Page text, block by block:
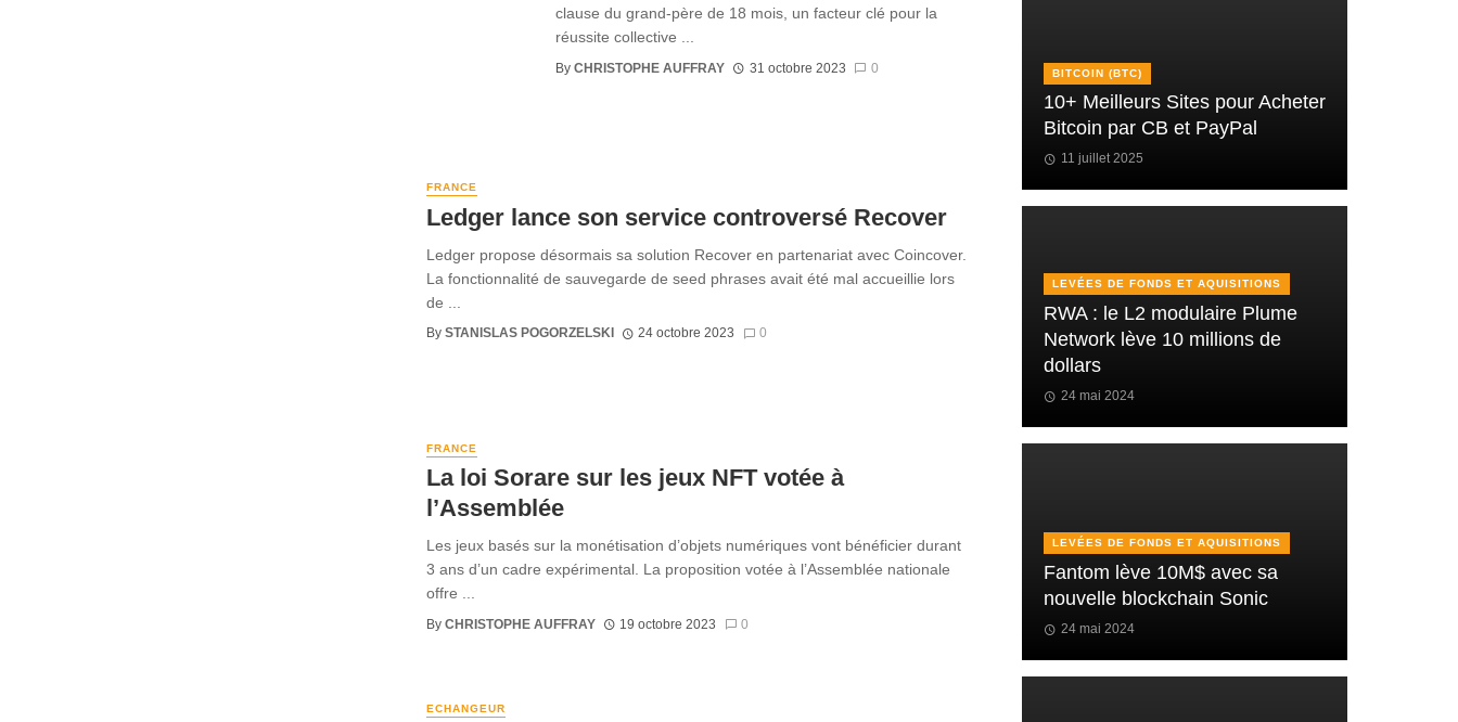
clause du grand-père de 18 mois, un facteur clé pour la
réussite collective ...
By CHRISTOPHE AUFFRAY 31 octobre 2023 0
FRANCE
Ledger lance son service controversé Recover
Ledger propose désormais sa solution Recover en partenariat avec Coincover.
La fonctionnalité de sauvegarde de seed phrases avait été mal accueillie lors
de ...
By STANISLAS POGORZELSKI 24 octobre 2023 0
FRANCE
La loi Sorare sur les jeux NFT votée à
l’Assemblée
Les jeux basés sur la monétisation d’objets numériques vont bénéficier durant
3 ans d’un cadre expérimental. La proposition votée à l’Assemblée nationale
offre ...
By CHRISTOPHE AUFFRAY 19 octobre 2023 0
ECHANGEUR
BITCOIN (BTC)
10+ Meilleurs Sites pour Acheter
Bitcoin par CB et PayPal
11 juillet 2025
LEVÉES DE FONDS ET AQUISITIONS
RWA : le L2 modulaire Plume
Network lève 10 millions de
dollars
24 mai 2024
LEVÉES DE FONDS ET AQUISITIONS
Fantom lève 10M$ avec sa
nouvelle blockchain Sonic
24 mai 2024